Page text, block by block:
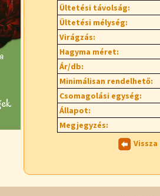
Ültetési távolság:
Ültetési mélység:
Virágzás:
Hagyma méret:
Ár/db:
Minimálisan rendelhető:
Csomagolási egység:
Állapot:
Megjegyzés: